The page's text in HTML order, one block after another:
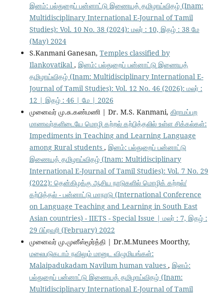
இனம்: பல்துறைப் பன்னாட்டு இணையத் தமிழாய்விதழ் (Inam:
Multidisciplinary International E-Journal of Tamil
Studies): Vol. 10 No. 38 (2024): மலர் : 10, இதழ் : 38 மே
(May) 2024
S.Kanmani Ganesan, Temples classified by
Ilankovatikal , இனம்: பல்துறைப் பன்னாட்டு இணையத்
தமிழாய்விதழ் (Inam: Multidisciplinary International E-
Journal of Tamil Studies): Vol. 12 No. 46 (2026): மலர் :
12 | இதழ் : 46 | மே | 2026
முனைவர் மு.சு.கண்மணி | Dr. M.S. Kanmani, கிராமப்புற
மாணவர்களிடையே மொழி கற்றல் கற்பித்தலில் உள்ள சிக்கல்கள்:
Impediments in Teaching and Learning Language
among Rural students , இனம்: பல்துறைப் பன்னாட்டு
இணையத் தமிழாய்விதழ் (Inam: Multidisciplinary
International E-Journal of Tamil Studies): Vol. 7 No. 29
(2022): தென்கிழக்கு ஆசிய நாடுகளில் மொழிக் கற்றல்/
கற்பித்தல் - பன்னாட்டு மாநாடு (International Conference
on Language Teaching and Learning in South East
Asian countries) - IIETS - Special Issue | மலர் : 7, இதழ் :
29 பிப்ரவரி (February) 2022
முனைவர் மு.முனீஸ்மூர்த்தி | Dr.M.Munees Moorthy,
மலைபடுகடாம் நவிலும் மானுட விழுமியங்கள்:
Malaipadukadam Navilum human values , இனம்:
பல்துறைப் பன்னாட்டு இணையத் தமிழாய்விதழ் (Inam:
Multidisciplinary International E-Journal of Tamil